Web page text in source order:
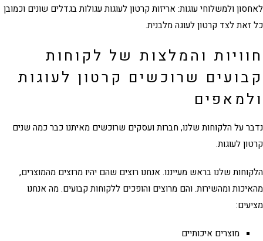
ולמשלוחי עוגות: אריזות קרטון לעוגות עגולות בגדלים שונים וכמובן
זאת לצדקרטון לעוגה מלבנית.
והמלצות של לקוחות
שרוכשים קרטון לעוגות
על הלקוחות שלנו, חברות ועסקים שרוכשים מאיתנו כבר כמה שנים
לעוגות.
שלנו בראש מעייננו. אנחנו רוצים שהם יהיו מרוצים מהמוצרים,
ומהשירות. והם מרוצים והופכים ללקוחות קבועים. מה אנחנו
מוצרים איכותיים